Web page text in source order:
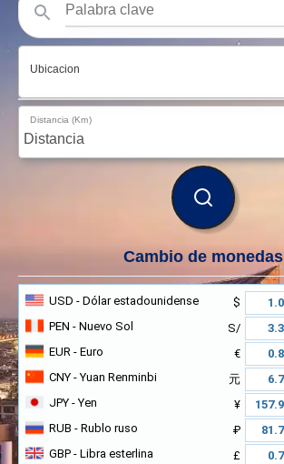
Ubicacion
Distancia (Km)
BUSCAR
Cambio de monedas
USD - Dólar estadounidense
$
PEN - Nuevo Sol
S/
EUR - Euro
€
CNY - Yuan Renminbi
元
JPY - Yen
¥
RUB - Rublo ruso
₽
GBP - Libra esterlina
£